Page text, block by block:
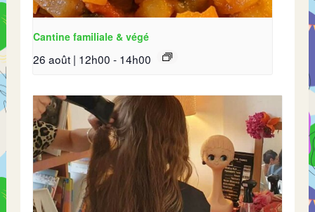
Cantine familiale & végé
26 août | 12h00 - 14h00